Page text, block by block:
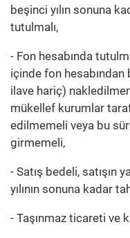
beşinci yılın sonuna
tutulmalı,
- Fon hesabında
içinde fon
ilave hariç)
mükellef kurumlar
edilmemeli veya bu
girmemeli,
- Satış bedeli, satışın
yılının sonuna kadar
- Taşınmaz ticareti ve